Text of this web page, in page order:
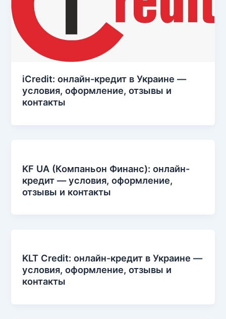
iCredit: онлайн-кредит в Украине —
условия, оформление, отзывы и
контакты
KF UA (Компаньон Финанс): онлайн-
кредит — условия, оформление,
отзывы и контакты
KLT Credit: онлайн-кредит в Украине —
условия, оформление, отзывы и
контакты